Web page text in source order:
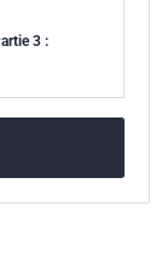
3 :